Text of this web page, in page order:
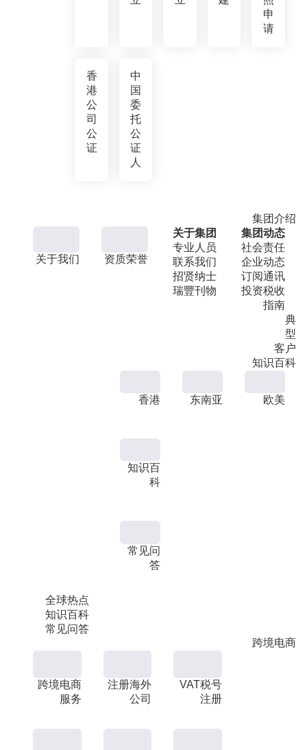
申
请
香
港
公
司
公
证
中
国
委
托
公
证
人
集团介绍
关于我们 资质荣誉
关于集团
专业人员
联系我们
招贤纳士
瑞豐刊物
集团动态
社会责任
企业动态
订阅通讯
投资税收
指南
典
型
客户
知识百科
全球热点
知识百科
常见问答
香港 东南亚 欧美
知识百
科
常见问
答
跨境电商
跨境电商
服务
注册海外
公司
VAT税号
注册